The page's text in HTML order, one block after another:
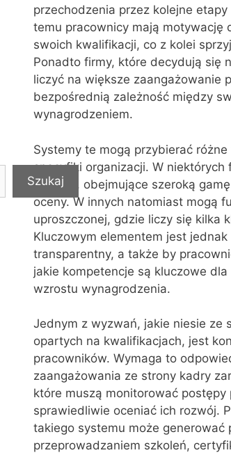
przechodzenia przez kolejne
temu pracownicy mają motywację
swoich kwalifikacji, co z kolei
Ponadto firmy, które decydują się
liczyć na większe zaangażowanie
bezpośrednią zależność między
wynagrodzeniem.
Systemy te mogą przybierać
specyfiki organizacji. W
złożone, obejmujące szeroką
oceny. W innych natomiast mogą
uproszczonej, gdzie liczy się kilka
Kluczowym elementem jest
transparentny, a także by
jakie kompetencje są kluczowe
wzrostu wynagrodzenia.
Jednym z wyzwań, jakie niesie ze
opartych na kwalifikacjach, jest
pracowników. Wymaga to
zaangażowania ze strony kadry
które muszą monitorować
sprawiedliwie oceniać ich rozwój.
takiego systemu może
przeprowadzaniem szkoleń,
Szukaj